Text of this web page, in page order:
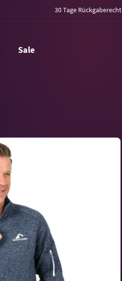
30 Tage Rückgaberecht
Sale